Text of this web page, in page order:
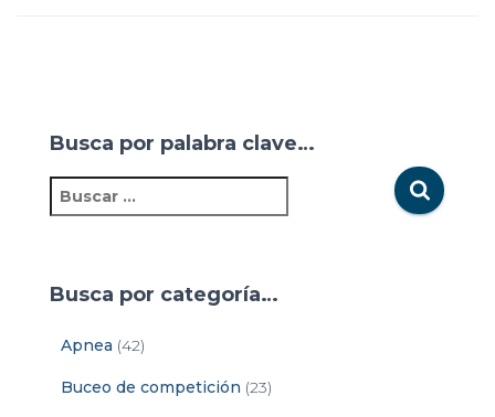
Busca por palabra clave…
Busca por categoría…
Apnea (42)
Buceo de competición (23)